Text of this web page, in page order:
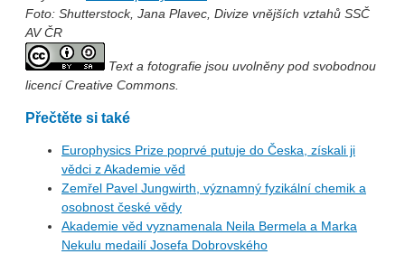
Foto: Shutterstock, Jana Plavec, Divize vnějších vztahů SSČ
AV ČR
Text a fotografie jsou uvolněny pod svobodnou
licencí Creative Commons.
Přečtěte si také
Europhysics Prize poprvé putuje do Česka, získali ji
vědci z Akademie věd
Zemřel Pavel Jungwirth, významný fyzikální chemik a
osobnost české vědy
Akademie věd vyznamenala Neila Bermela a Marka
Nekulu medailí Josefa Dobrovského